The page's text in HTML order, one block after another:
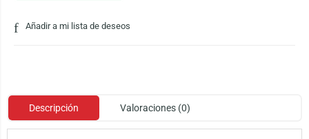
Añadir a mi lista de deseos
Descripción Valoraciones (0)